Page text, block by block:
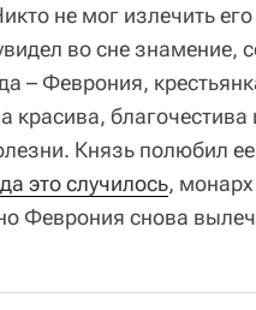
не мог излечить его
во сне знамение,
– Феврония,
благочестива
Князь полюбил
это случилось,
Феврония снова